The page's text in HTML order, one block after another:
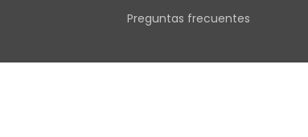
Preguntas frecuentes